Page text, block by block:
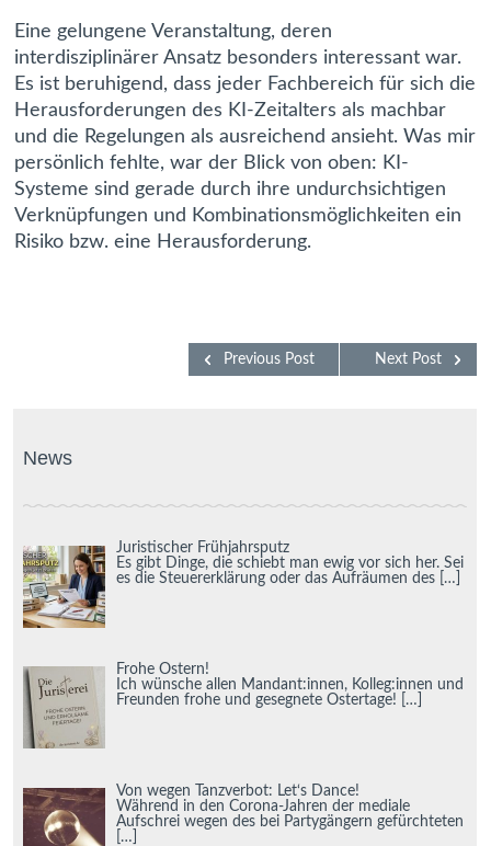
Eine gelungene Veranstaltung, deren
interdisziplinärer Ansatz besonders interessant war.
Es ist beruhigend, dass jeder Fachbereich für sich die
Herausforderungen des KI-Zeitalters als machbar
und die Regelungen als ausreichend ansieht. Was mir
persönlich fehlte, war der Blick von oben: KI-
Systeme sind gerade durch ihre undurchsichtigen
Verknüpfungen und Kombinationsmöglichkeiten ein
Risiko bzw. eine Herausforderung.
Next Post
Previous Post
News
Juristischer Frühjahrsputz
Es gibt Dinge, die schiebt man ewig vor sich her. Sei
es die Steuererklärung oder das Aufräumen des
[…]
Frohe Ostern!
Ich wünsche allen Mandant:innen, Kolleg:innen und
Freunden frohe und gesegnete Ostertage! […]
Von wegen Tanzverbot: Let‘s Dance!
Während in den Corona-Jahren der mediale
Aufschrei wegen des bei Partygängern gefürchteten
[…]